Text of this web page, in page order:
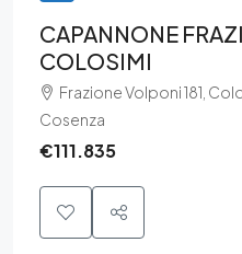
CAPANNONE
COLOSIMI
Frazione Volponi 181,
Cosenza
€111.835